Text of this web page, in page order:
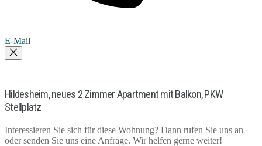
E-Mail
Hildesheim, neues 2 Zimmer Apartment mit Balkon, PKW
Stellplatz
Interessieren Sie sich für diese Wohnung? Dann rufen Sie uns an
oder senden Sie uns eine Anfrage. Wir helfen gerne weiter!